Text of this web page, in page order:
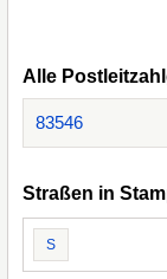
Alle
83546
Straßen in
S